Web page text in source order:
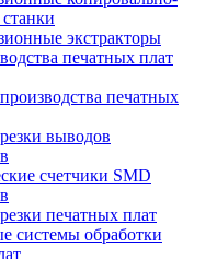
экстракторы
печатных плат
печатных
выводов
счетчики SMD
печатных плат
системы обработки